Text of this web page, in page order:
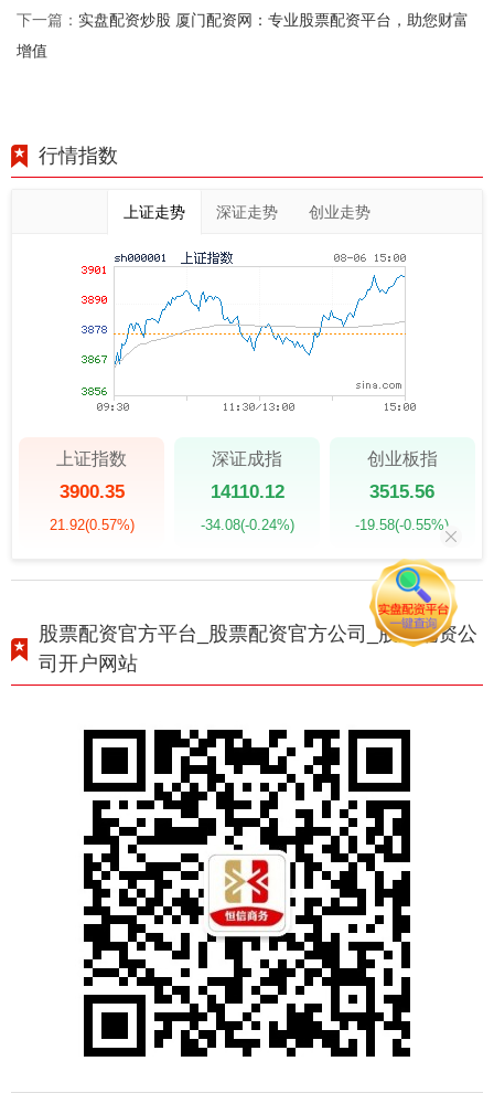
下一篇： 实盘配资炒股 厦门配资网：专业股票配资平台，助您财富
增值
行情指数
上证走势 深证走势 创业走势
上证指数
3900.35
21.92(0.57%)
深证成指
14110.12
-34.08(-0.24%)
创业板指
3515.56
-19.58(-0.55%)
股票配资官方平台_股票配资官方公司_股票配资公
司开户网站